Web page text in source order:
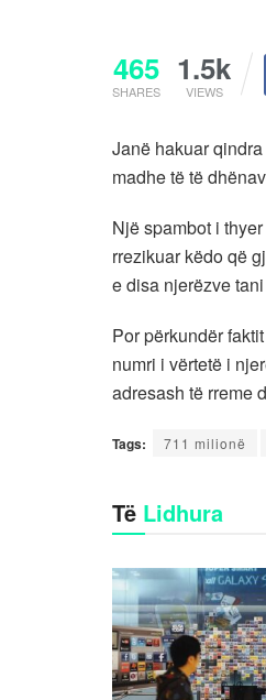
465
SHARES
1.5k
VIEWS
Janë hakuar
madhe të të
Një spambot i
rrezikuar këdo që
e disa njerëzve
Por përkundër
numri i vërtetë i
adresash të rreme
Tags: 711 milionë
Të Lidhura